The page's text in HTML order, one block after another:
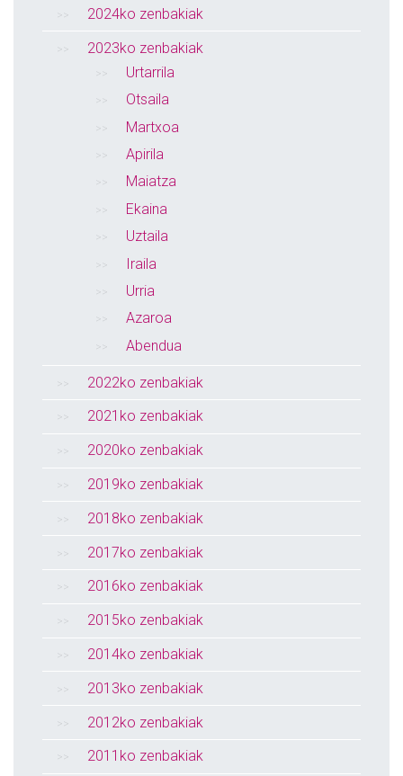
2024ko zenbakiak
2023ko zenbakiak
Urtarrila
Otsaila
Martxoa
Apirila
Maiatza
Ekaina
Uztaila
Iraila
Urria
Azaroa
Abendua
2022ko zenbakiak
2021ko zenbakiak
2020ko zenbakiak
2019ko zenbakiak
2018ko zenbakiak
2017ko zenbakiak
2016ko zenbakiak
2015ko zenbakiak
2014ko zenbakiak
2013ko zenbakiak
2012ko zenbakiak
2011ko zenbakiak